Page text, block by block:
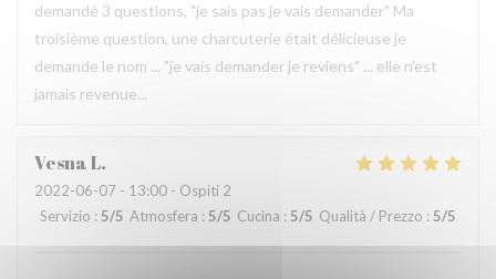
demandé 3 questions, "je sais pas je vais demander" Ma
troisième question, une charcuterie était délicieuse je
demande le nom ... "je vais demander je reviens" ... elle n'est
jamais revenue...
VesnaL
2022-06-07 - 13:00 - Ospiti 2
Servizio : 5/5 Atmosfera : 5/5 Cucina : 5/5 Qualità / Prezzo : 5/5